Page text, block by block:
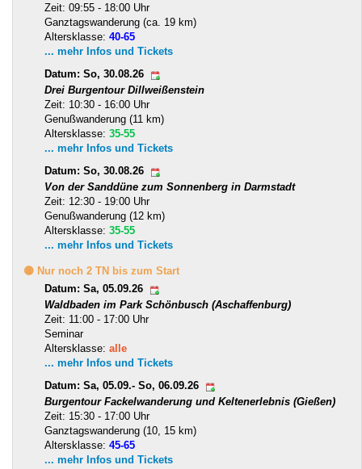
Zeit: 09:55 - 18:00 Uhr
Ganztagswanderung (ca. 19 km)
Altersklasse: 40-65
... mehr Infos und Tickets
Datum: So, 30.08.26
Drei Burgentour Dillweißenstein
Zeit: 10:30 - 16:00 Uhr
Genußwanderung (11 km)
Altersklasse: 35-55
... mehr Infos und Tickets
Datum: So, 30.08.26
Von der Sanddüne zum Sonnenberg in Darmstadt
Zeit: 12:30 - 19:00 Uhr
Genußwanderung (12 km)
Altersklasse: 35-55
... mehr Infos und Tickets
🟡 Nur noch 2 TN bis zum Start
Datum: Sa, 05.09.26
Waldbaden im Park Schönbusch (Aschaffenburg)
Zeit: 11:00 - 17:00 Uhr
Seminar
Altersklasse: alle
... mehr Infos und Tickets
Datum: Sa, 05.09.- So, 06.09.26
Burgentour Fackelwanderung und Keltenerlebnis (Gießen)
Zeit: 15:30 - 17:00 Uhr
Ganztagswanderung (10, 15 km)
Altersklasse: 45-65
... mehr Infos und Tickets